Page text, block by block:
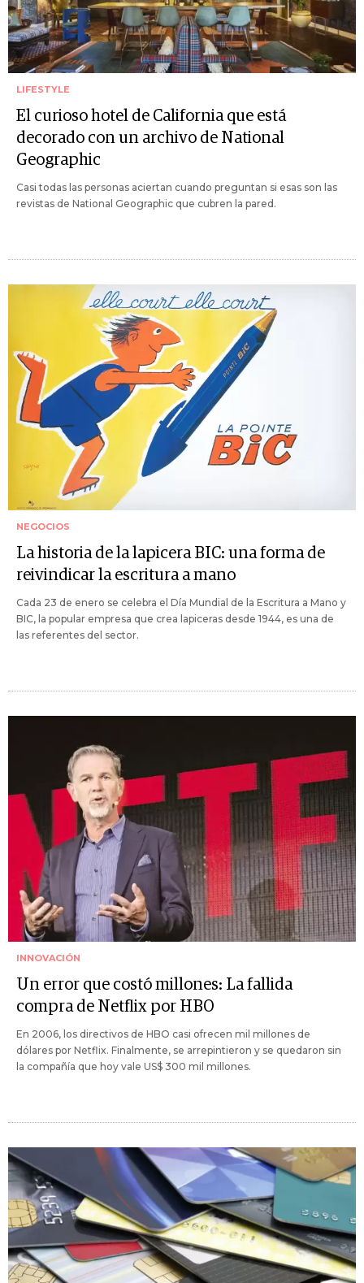
LIFESTYLE
El curioso hotel de California que está
decorado con un archivo de National
Geographic
Casi todas las personas aciertan cuando preguntan si esas son las
revistas de National Geographic que cubren la pared.
NEGOCIOS
La historia de la lapicera BIC: una forma de
reivindicar la escritura a mano
Cada 23 de enero se celebra el Día Mundial de la Escritura a Mano y
BIC, la popular empresa que crea lapiceras desde 1944, es una de
las referentes del sector.
INNOVACIÓN
Un error que costó millones: La fallida
compra de Netflix por HBO
En 2006, los directivos de HBO casi ofrecen mil millones de
dólares por Netflix. Finalmente, se arrepintieron y se quedaron sin
la compañía que hoy vale US$ 300 mil millones.